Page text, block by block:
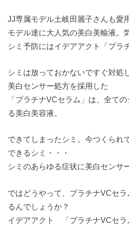
JJ専属モデル土岐田麗子さんも愛
モデル達に大人気の美白美輸液。
シミ予防にはイデアアクト「プラ
シミは放っておかないですぐ対処
美白センサー処方を採用した
「プラチナVCセラム」は、全て
る美白美容液。
できてしまったシミ。今つくられ
できるシミ・・・
シミのあらゆる症状に美白センサ
ではどうやって、プラチナVCセ
るんでしょうか？
イデアアクト 「プラチナVCセラ